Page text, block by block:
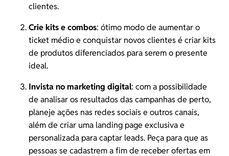
clientes.
Crie kits e combos: ótimo modo de aumentar o
ticket médio e conquistar novos clientes é criar kits
de produtos diferenciados para serem o presente
ideal.
Invista no marketing digital: com a possibilidade
de analisar os resultados das campanhas de perto,
planeje ações nas redes sociais e outros canais,
além de criar uma landing page exclusiva e
personalizada para captar leads. Peça para que as
pessoas se cadastrem a fim de receber ofertas em